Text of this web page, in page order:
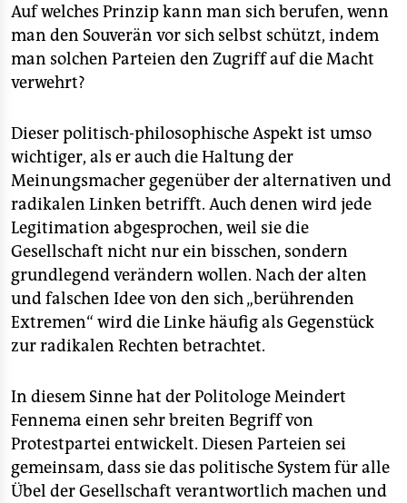
Auf welches Prinzip kann man sich berufen, wenn
man den Souverän vor sich selbst schützt, indem
man solchen Parteien den Zugriff auf die Macht
verwehrt?
Dieser politisch-philosophische Aspekt ist umso
wichtiger, als er auch die Haltung der
Meinungsmacher gegenüber der alternativen und
radikalen Linken betrifft. Auch denen wird jede
Legitimation abgesprochen, weil sie die
Gesellschaft nicht nur ein bisschen, sondern
grundlegend verändern wollen. Nach der alten
und falschen Idee von den sich „berührenden
Extremen“ wird die Linke häufig als Gegenstück
zur radikalen Rechten betrachtet.
In diesem Sinne hat der Politologe Meindert
Fennema einen sehr breiten Begriff von
Protestpartei entwickelt. Diesen Parteien sei
gemeinsam, dass sie das politische System für alle
Übel der Gesellschaft verantwortlich machen und